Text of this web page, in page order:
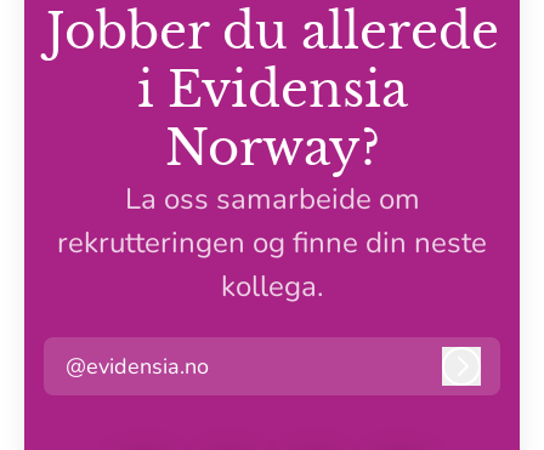
Jobber du allerede
i Evidensia
Norway?
La oss samarbeide om
rekrutteringen og finne din neste
kollega.
@evidensia.no